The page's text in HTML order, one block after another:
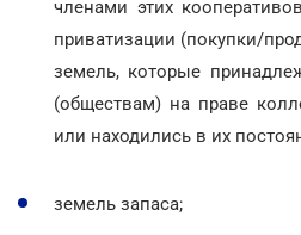
членами этих
приватизации (покупки/
земель, которые
(обществам) на праве
или находились в их
земель запаса;